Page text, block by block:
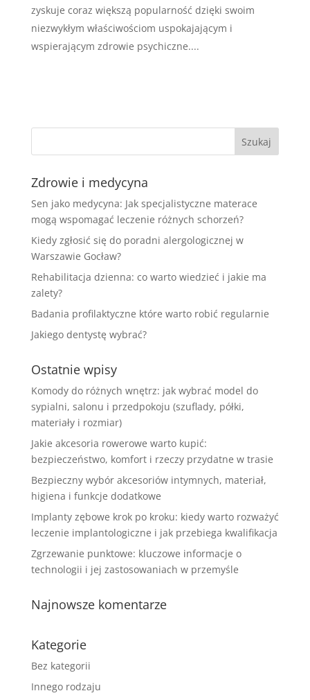
zyskuje coraz większą popularność dzięki swoim
niezwykłym właściwościom uspokajającym i
wspierającym zdrowie psychiczne....
Zdrowie i medycyna
Sen jako medycyna: Jak specjalistyczne materace
mogą wspomagać leczenie różnych schorzeń?
Kiedy zgłosić się do poradni alergologicznej w
Warszawie Gocław?
Rehabilitacja dzienna: co warto wiedzieć i jakie ma
zalety?
Badania profilaktyczne które warto robić regularnie
Jakiego dentystę wybrać?
Ostatnie wpisy
Komody do różnych wnętrz: jak wybrać model do
sypialni, salonu i przedpokoju (szuflady, półki,
materiały i rozmiar)
Jakie akcesoria rowerowe warto kupić:
bezpieczeństwo, komfort i rzeczy przydatne w trasie
Bezpieczny wybór akcesoriów intymnych, materiał,
higiena i funkcje dodatkowe
Implanty zębowe krok po kroku: kiedy warto rozważyć
leczenie implantologiczne i jak przebiega kwalifikacja
Zgrzewanie punktowe: kluczowe informacje o
technologii i jej zastosowaniach w przemyśle
Najnowsze komentarze
Kategorie
Bez kategorii
Innego rodzaju